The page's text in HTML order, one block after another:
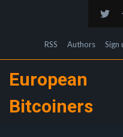
RSS Authors Sign
European
Bitcoiners